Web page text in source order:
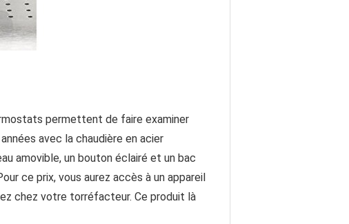
permettent de faire examiner
avec la chaudière en acier
amovible, un bouton éclairé et un bac
ce prix, vous aurez accès à un appareil
chez votre torréfacteur. Ce produit là